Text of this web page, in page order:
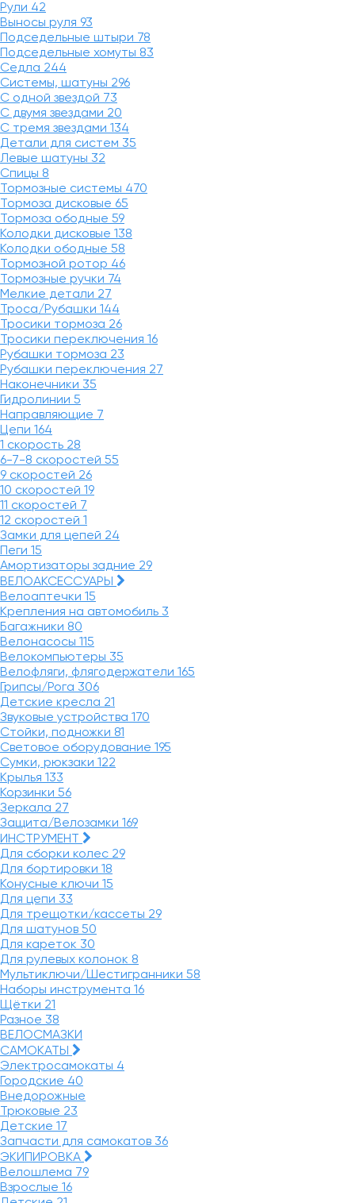
Рули 42
Выносы руля 93
Подседельные штыри 78
Подседельные хомуты 83
Седла 244
Системы, шатуны 296
С одной звездой 73
С двумя звездами 20
С тремя звездами 134
Детали для систем 35
Левые шатуны 32
Спицы 8
Тормозные системы 470
Тормоза дисковые 65
Тормоза ободные 59
Колодки дисковые 138
Колодки ободные 58
Тормозной ротор 46
Тормозные ручки 74
Мелкие детали 27
Троса/Рубашки 144
Тросики тормоза 26
Тросики переключения 16
Рубашки тормоза 23
Рубашки переключения 27
Наконечники 35
Гидролинии 5
Направляющие 7
Цепи 164
1 скорость 28
6-7-8 скоростей 55
9 скоростей 26
10 скоростей 19
11 скоростей 7
12 скоростей 1
Замки для цепей 24
Пеги 15
Амортизаторы задние 29
ВЕЛОАКСЕССУАРЫ
Велоаптечки 15
Крепления на автомобиль 3
Багажники 80
Велонасосы 115
Велокомпьютеры 35
Велофляги, флягодержатели 165
Грипсы/Рога 306
Детские кресла 21
Звуковые устройства 170
Стойки, подножки 81
Световое оборудование 195
Сумки, рюкзаки 122
Крылья 133
Корзинки 56
Зеркала 27
Защита/Велозамки 169
ИНСТРУМЕНТ
Для сборки колес 29
Для бортировки 18
Конусные ключи 15
Для цепи 33
Для трещотки/кассеты 29
Для шатунов 50
Для кареток 30
Для рулевых колонок 8
Мультиключи/Шестигранники 58
Наборы инструмента 16
Щётки 21
Разное 38
ВЕЛОСМАЗКИ
САМОКАТЫ
Электросамокаты 4
Городские 40
Внедорожные
Трюковые 23
Детские 17
Запчасти для самокатов 36
ЭКИПИРОВКА
Велошлема 79
Взрослые 16